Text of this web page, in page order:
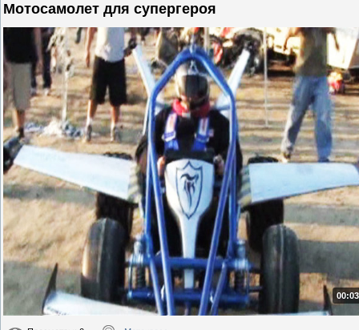
Мотосамолет для супергероя